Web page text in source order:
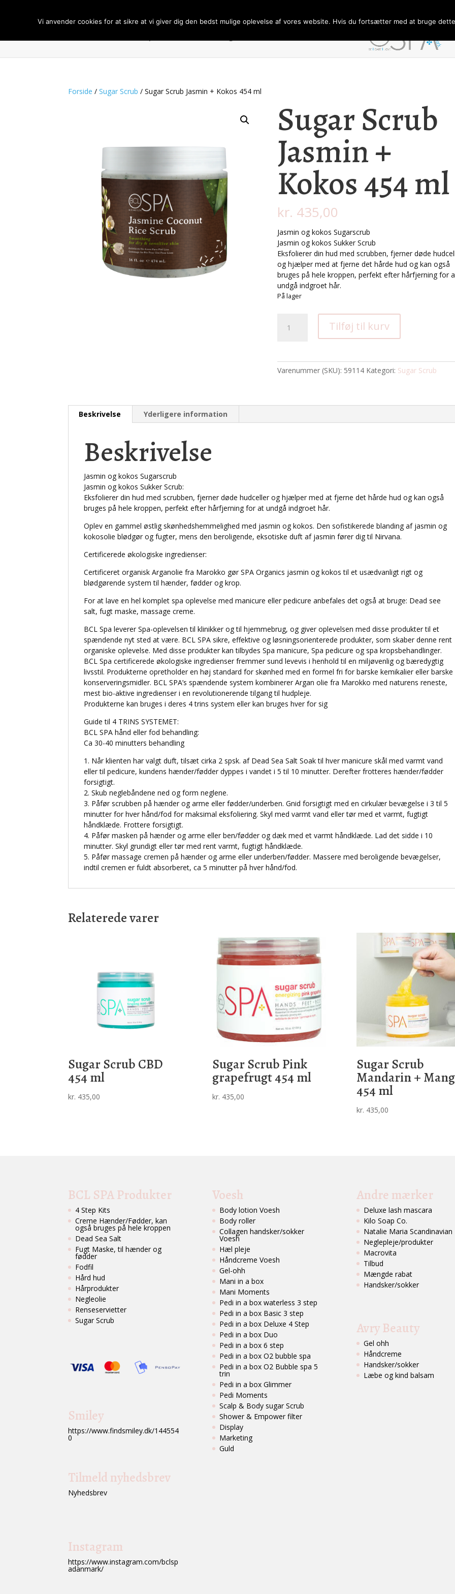
Forside /Sugar Scrub / Sugar Scrub Jasmin + Kokos 454 ml
Sugar Scrub
Jasmin +
Kokos 454 ml
kr. 435,00
Jasmin og kokos Sugarscrub
Jasmin og kokos Sukker Scrub
Eksfolierer din hud med scrubben, fjerner døde
og hjælper med at fjerne det hårde hud og kan også
bruges på hele kroppen, perfekt efter hårfjerning for
undgå indgroet hår.
På lager
Scrub
Kokos
454
Tilføj til kurv
Varenummer (SKU): 59114 Kategori: Sugar Scrub
Beskrivelse Yderligere information
Beskrivelse
Jasmin og kokos Sugarscrub
Jasmin og kokos Sukker Scrub:
Eksfolierer din hud med scrubben, fjerner døde hudceller og hjælper med at fjerne det hårde hud og kan også
bruges på hele kroppen, perfekt efter hårfjerning for at undgå indgroet hår.
Oplev en gammel østlig skønhedshemmelighed med jasmin og kokos. Den sofistikerede blanding af jasmin og
kokosolie blødgør og fugter, mens den beroligende, eksotiske duft af jasmin fører dig til Nirvana.
Certificerede økologiske ingredienser:
Certificeret organisk Arganolie fra Marokko gør SPA Organics jasmin og kokos til et usædvanligt rigt og
blødgørende system til hænder, fødder og krop.
For at lave en hel komplet spa oplevelse med manicure eller pedicure anbefales det også at bruge: Dead see
salt, fugt maske, massage creme.
BCL Spa leverer Spa-oplevelsen til klinikker og til hjemmebrug, og giver oplevelsen med disse produkter til et
spændende nyt sted at være. BCL SPA sikre, effektive og løsningsorienterede produkter, som skaber denne rent
organiske oplevelse. Med disse produkter kan tilbydes Spa manicure, Spa pedicure og spa kropsbehandlinger.
BCL Spa certificerede økologiske ingredienser fremmer sund levevis i henhold til en miljøvenlig og bæredygtig
livsstil. Produkterne opretholder en høj standard for skønhed med en formel fri for barske kemikalier eller barske
konserveringsmidler. BCL SPA’s spændende system kombinerer Argan olie fra Marokko med naturens reneste,
mest bio-aktive ingredienser i en revolutionerende tilgang til hudpleje.
Produkterne kan bruges i deres 4 trins system eller kan bruges hver for sig
Guide til 4 TRINS SYSTEMET:
BCL SPA hånd eller fod behandling:
Ca 30-40 minutters behandling
1. Når klienten har valgt duft, tilsæt cirka 2 spsk. af Dead Sea Salt Soak til hver manicure skål med varmt vand
eller til pedicure, kundens hænder/fødder dyppes i vandet i 5 til 10 minutter. Derefter frotteres hænder/fødder
forsigtigt.
2. Skub neglebåndene ned og form neglene.
3. Påfør scrubben på hænder og arme eller fødder/underben. Gnid forsigtigt med en cirkulær bevægelse i 3 til 5
minutter for hver hånd/fod for maksimal eksfoliering. Skyl med varmt vand eller tør med et varmt, fugtigt
håndklæde. Frottere forsigtigt.
4. Påfør masken på hænder og arme eller ben/fødder og dæk med et varmt håndklæde. Lad det sidde i 10
minutter. Skyl grundigt eller tør med rent varmt, fugtigt håndklæde.
5. Påfør massage cremen på hænder og arme eller underben/fødder. Massere med beroligende bevægelser,
indtil cremen er fuldt absorberet, ca 5 minutter på hver hånd/fod.
Relaterede varer
Sugar Scrub CBD
454 ml
kr. 435,00
Sugar Scrub Pink
grapefrugt 454 ml
kr. 435,00
Sugar Scrub
Mandarin +
454 ml
kr. 435,00
BCL SPA Produkter
4 Step Kits
Creme Hænder/Fødder, kan
også bruges på hele kroppen
Dead Sea Salt
Fugt Maske, til hænder og
fødder
Fodfil
Hård hud
Hårprodukter
Negleolie
Renseservietter
Sugar Scrub
Smiley
https://www.findsmiley.dk/144554
0
Tilmeld nyhedsbrev
Nyhedsbrev
Instagram
https://www.instagram.com/bclsp
adanmark/
Voesh
Body lotion Voesh
Body roller
Collagen handsker/sokker
Voesh
Hæl pleje
Håndcreme Voesh
Gel-ohh
Mani in a box
Mani Moments
Pedi in a box waterless 3 step
Pedi in a box Basic 3 step
Pedi in a box Deluxe 4 Step
Pedi in a box Duo
Pedi in a box 6 step
Pedi in a box O2 bubble spa
Pedi in a box O2 Bubble spa 5
trin
Pedi in a box Glimmer
Pedi Moments
Scalp & Body sugar Scrub
Shower & Empower filter
Display
Marketing
Guld
Andre mærker
Deluxe lash mascara
Kilo Soap Co.
Natalie Maria Scandinavian
Neglepleje/produkter
Macrovita
Tilbud
Mængde rabat
Handsker/sokker
Avry Beauty
Gel ohh
Håndcreme
Handsker/sokker
Læbe og kind balsam
Vi anvender cookies for at sikre at vi giver dig den bedst mulige oplevelse af vores website. Hvis du fortsætter med at bruge